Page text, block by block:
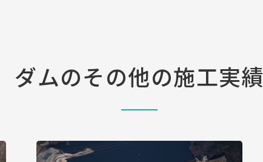
ダムのその他の施工実績